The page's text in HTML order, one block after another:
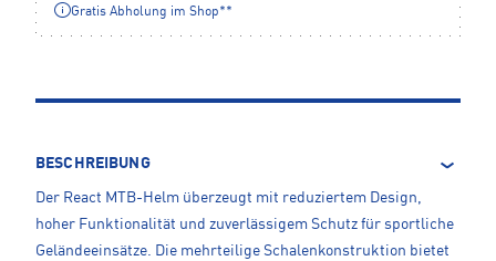
Gratis Abholung im Shop**
BESCHREIBUNG
Der React MTB-Helm überzeugt mit reduziertem Design,
hoher Funktionalität und zuverlässigem Schutz für sportliche
Geländeeinsätze. Die mehrteilige Schalenkonstruktion bietet